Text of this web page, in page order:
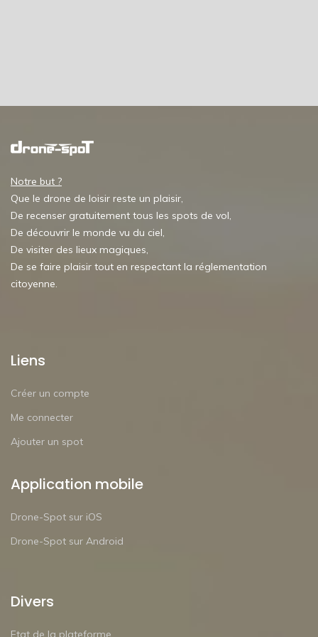
Notre but ?
Que le drone de loisir reste un plaisir,
De recenser gratuitement tous les spots de vol,
De découvrir le monde vu du ciel,
De visiter des lieux magiques,
De se faire plaisir tout en respectant la réglementation
citoyenne.
Liens
Créer un compte
Me connecter
Ajouter un spot
Application mobile
Drone-Spot sur iOS
Drone-Spot sur Android
Divers
Etat de la plateforme